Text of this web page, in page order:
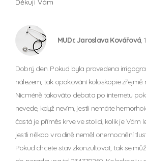
Děkuji Vám
MUDr. Jaroslava Kovářová,
Dobrý den. Pokud byla provedena
nálezem, tak opakování koloskopie zřejmě
Nicméně takováto debata po internetu
nevede, když nevím, jestli nemáte
častá je příměs krve ve stolici, kolik je Vám
jestli někdo v rodině neměl onemocnění
Pokud chcete stav zkonzultovat, tak se